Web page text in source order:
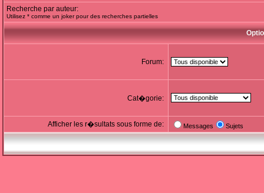
Recherche par auteur:
Utilisez * comme un joker pour des recherches partielles
Forum:
Cat�gorie:
Afficher les r�sultats sous forme de: Messages Sujets